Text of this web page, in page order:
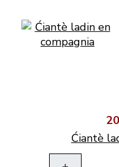
Ćiantè